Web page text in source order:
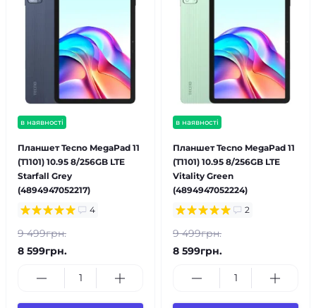
в наявності
Планшет Tecno MegaPad 11
(T1101) 10.95 8/256GB LTE
Starfall Grey
(4894947052217)
4
9 499грн.
8 599грн.
в наявності
Планшет Tecno MegaPad 11
(T1101) 10.95 8/256GB LTE
Vitality Green
(4894947052224)
2
9 499грн.
8 599грн.